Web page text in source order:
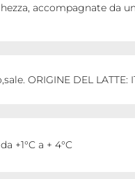
accompagnate da
ORIGINE DEL LATTE:
+1°C a + 4°C